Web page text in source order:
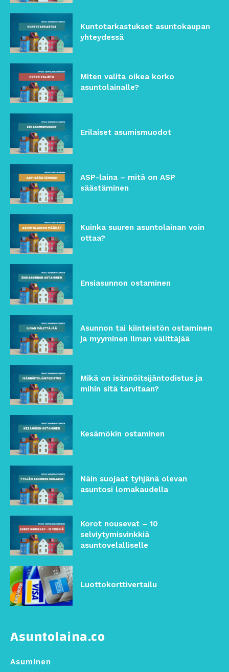
Asuntolaina.co
Asuminen
Kuntotarkastukset asuntokaupan
yhteydessä
Miten valita oikea korko
asuntolainalle?
Erilaiset asumismuodot
ASP-laina – mitä on ASP
säästäminen
Kuinka suuren asuntolainan voin
ottaa?
Ensiasunnon ostaminen
Asunnon tai kiinteistön ostaminen
ja myyminen ilman välittäjää
Mikä on isännöitsijäntodistus ja
mihin sitä tarvitaan?
Kesämökin ostaminen
Näin suojaat tyhjänä olevan
asuntosi lomakaudella
Korot nousevat – 10
selviytymisvinkkiä
asuntovelalliselle
Luottokorttivertailu